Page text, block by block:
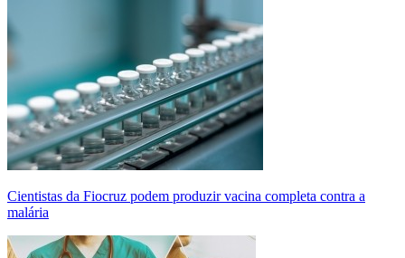
Cientistas da Fiocruz podem produzir vacina completa contra a
malária